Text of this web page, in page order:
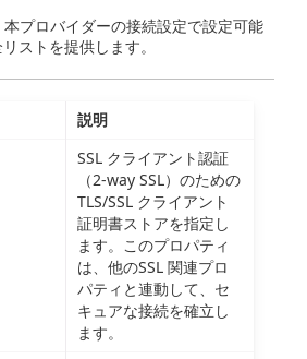
プロバイダーの接続設定で設定可能
ストを提供します。
説明
SSL クライアント認証
（2-way SSL）のための
TLS/SSL クライアント
証明書ストアを指定し
ます。このプロパティ
は、他のSSL 関連プロ
パティと連動して、セ
キュアな接続を確立し
ます。